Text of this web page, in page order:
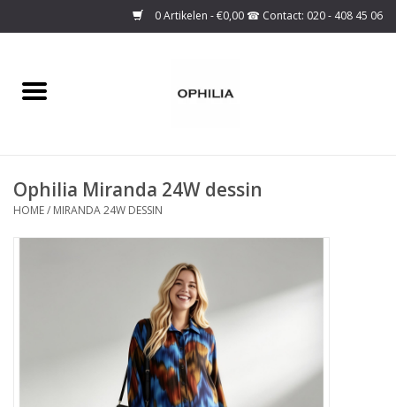
0 Artikelen - €0,00
Home
Over ons
Maattabel
Ophilia Miranda 24W dessin
HOME/ MIRANDA 24W DESSIN